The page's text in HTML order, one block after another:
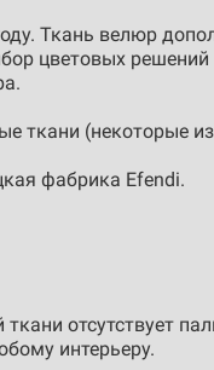
Ткань велюр
цветовых решений
ткани (некоторые
фабрика Efendi.
отсутствует
интерьеру.